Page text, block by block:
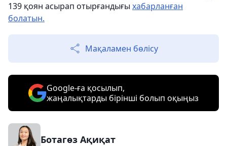
139 қоян асырап отырғандығы хабарланған
болатын.
Мақаламен бөлісу
Google-ға қосылып,
жаңалықтарды бірінші болып оқыңыз
Ботагөз Ақиқат